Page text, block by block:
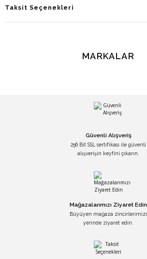
Taksit Seçenekleri
MARKALAR
Güvenli Alışveriş
256 Bit SSL sertifikası ile güvenli
alışverişin keyfini çıkarın.
Mağazalarımızı Ziyaret Edin
Büyüyen mağaza zincirlerimizi
yerinde ziyaret edin.